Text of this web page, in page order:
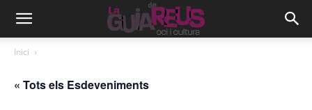
Inici
« Tots els Esdeveniments